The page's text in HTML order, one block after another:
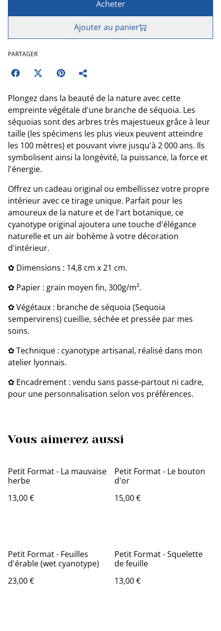
Acheter
Ajouter au panier
PARTAGER
Plongez dans la beauté de la nature avec cette
empreinte végétale d'une branche de séquoia. Les
séquoias sont des arbres très majestueux grâce à leur
taille (les spécimens les plus vieux peuvent atteindre
les 100 mètres) et pouvant vivre jusqu'à 2 000 ans. Ils
symbolisent ainsi la longévité, la puissance, la force et
l'énergie.
Offrez un cadeau original ou embellissez votre propre
intérieur avec ce tirage unique. Parfait pour les
amoureux de la nature et de l'art botanique, ce
cyanotype original ajoutera une touche d'élégance
naturelle et un air bohème à votre décoration
d'intérieur.
✿ Dimensions : 14,8 cm x 21 cm.
✿ Papier : grain moyen fin, 300g/m².
✿ Végétaux : branche de séquoia (Sequoia
sempervirens) cueillie, séchée et pressée par mes
soins.
✿ Technique : cyanotype artisanal, réalisé dans mon
atelier lyonnais.
✿ Encadrement : vendu sans passe-partout ni cadre,
pour une personnalisation selon vos préférences.
Vous aimerez aussi
Petit Format - La mauvaise
herbe
13,00 €
Petit Format - Le bouton
d'or
15,00 €
Petit Format - Feuilles
d'érable (wet cyanotype)
23,00 €
Petit Format - Squelette
de feuille
13,00 €